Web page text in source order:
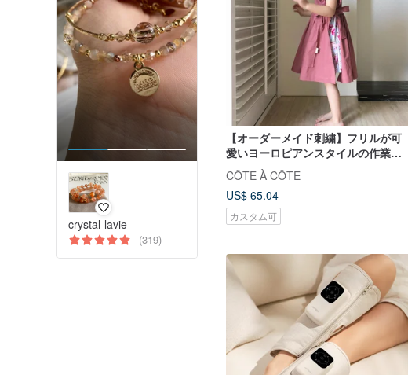
crystal-lavie
(319)
【オーダーメイド刺繍】フリルが可
愛いヨーロピアンスタイルの作業服
エプロンと子供服2色
CÔTE À CÔTE
US$ 65.04
カスタム可